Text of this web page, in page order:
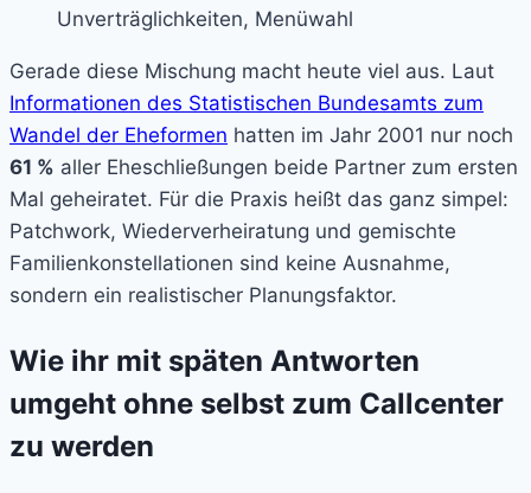
Unverträglichkeiten, Menüwahl
Gerade diese Mischung macht heute viel aus. Laut
Informationen des Statistischen Bundesamts zum
Wandel der Eheformen hatten im Jahr 2001 nur noch
61 % aller Eheschließungen beide Partner zum ersten
Mal geheiratet. Für die Praxis heißt das ganz simpel:
Patchwork, Wiederverheiratung und gemischte
Familienkonstellationen sind keine Ausnahme,
sondern ein realistischer Planungsfaktor.
Wie ihr mit späten Antworten
umgeht ohne selbst zum Callcenter
zu werden